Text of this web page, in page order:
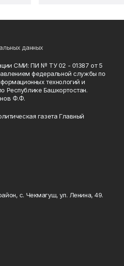
данных
СМИ: ПИ № ТУ 02 - 01387 от 5
федеральной службы по
технологий и
Республике Башкортостан.
Ф.Ф.
газета Главный
с. Чекмагуш, ул. Ленина, 49.